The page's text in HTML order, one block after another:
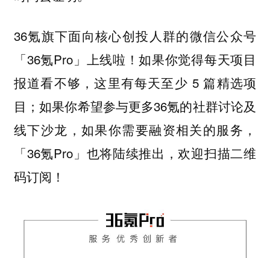
36氪旗下面向核心创投人群的微信公众号
「36氪Pro」上线啦！如果你觉得每天项目
报道看不够，这里有每天至少 5 篇精选项
目；如果你希望参与更多36氪的社群讨论及
线下沙龙，如果你需要融资相关的服务，
「36氪Pro」也将陆续推出，欢迎扫描二维
码订阅！